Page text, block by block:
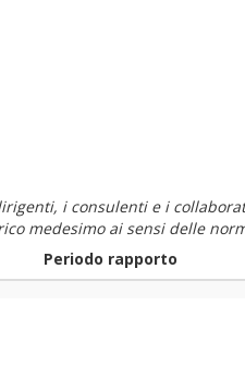
i consulenti e i
medesimo ai sensi delle
Periodo rapporto